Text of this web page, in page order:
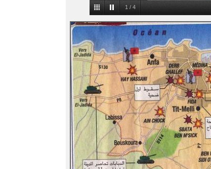
1 / 4